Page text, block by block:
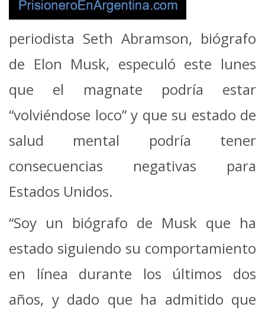
periodista Seth Abramson, biógrafo
de Elon Musk, especuló este lunes
que el magnate podría estar
“volviéndose loco” y que su estado de
salud mental podría tener
consecuencias negativas para
Estados Unidos.
“Soy un biógrafo de Musk que ha
estado siguiendo su comportamiento
en línea durante los últimos dos
años, y dado que ha admitido que